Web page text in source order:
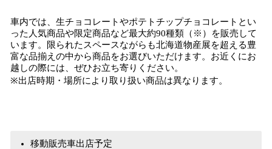
車内では、生チョコレートやポテトチップチョコレートとい
った人気商品や限定商品など最大約90種類（※）を販売して
います。限られたスペースながらも北海道物産展を超える豊
富な品揃えの中から商品をお選びいただけます。お近くにお
越しの際には、ぜひお立ち寄りください。
※出店時期・場所により取り扱い商品は異なります。
移動販売車出店予定